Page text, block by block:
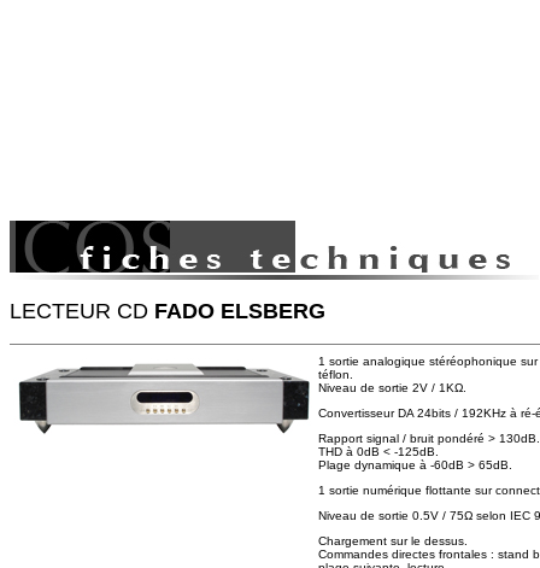
LECTEUR CD FADO ELSBERG
1 sortie analogique stéréophonique
téflon.
Niveau de sortie 2V / 1KΩ.
Convertisseur DA 24bits / 192KHz à
Rapport signal / bruit pondéré > 130dB.
THD à 0dB < -125dB.
Plage dynamique à -60dB > 65dB.
1 sortie numérique flottante sur
Niveau de sortie 0.5V / 75Ω selon IEC
Chargement sur le dessus.
Commandes directes frontales : stand